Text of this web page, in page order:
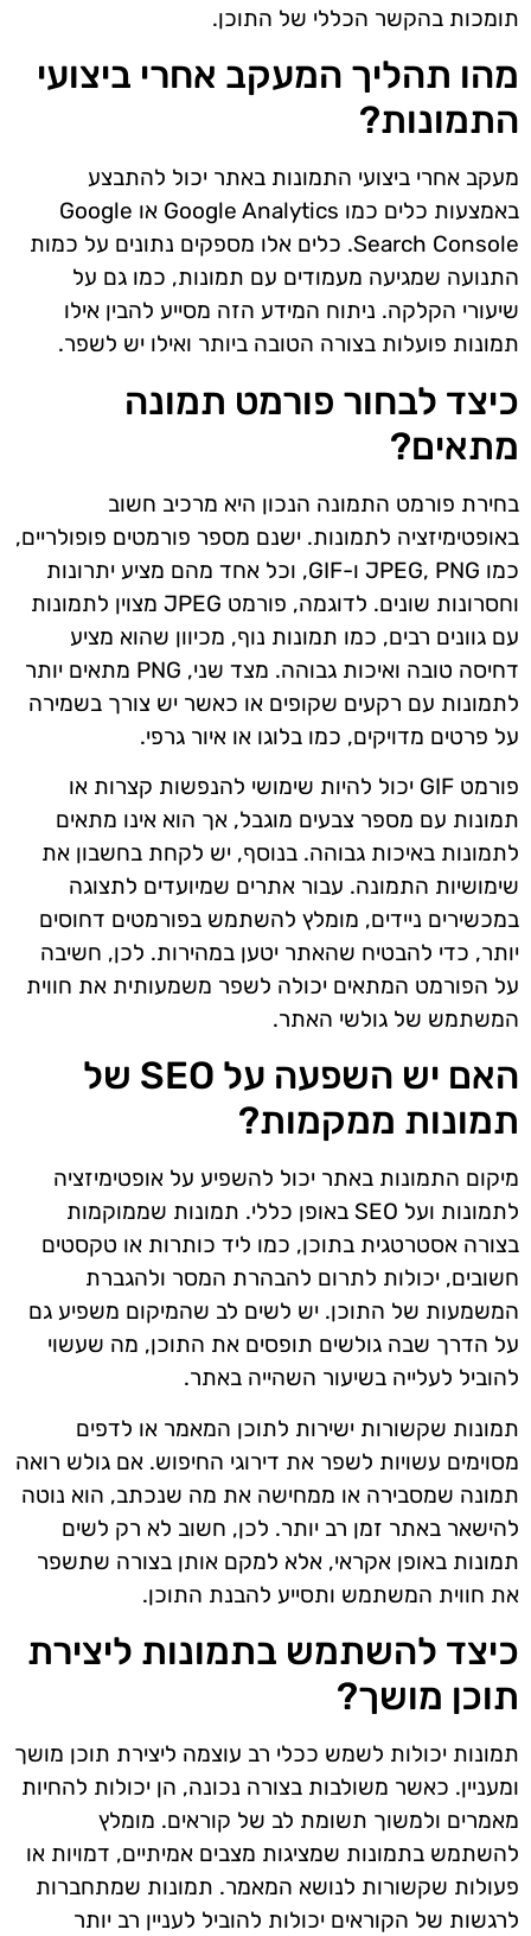
תומכות בהקשר הכללי של התוכן.
מהו תהליך המעקב אחרי ביצועי
התמונות?
מעקב אחרי ביצועי התמונות באתר יכול להתבצע
באמצעות כלים כמו Google Analytics או Google
Search Console. כלים אלו מספקים נתונים על כמות
התנועה שמגיעה מעמודים עם תמונות, כמו גם על
שיעורי הקלקה. ניתוח המידע הזה מסייע להבין אילו
תמונות פועלות בצורה הטובה ביותר ואילו יש לשפר.
כיצד לבחור פורמט תמונה
מתאים?
בחירת פורמט התמונה הנכון היא מרכיב חשוב
באופטימיזציה לתמונות. ישנם מספר פורמטים פופולריים,
כמו JPEG, PNG ו-GIF, וכל אחד מהם מציע יתרונות
וחסרונות שונים. לדוגמה, פורמט JPEG מצוין לתמונות
עם גוונים רבים, כמו תמונות נוף, מכיוון שהוא מציע
דחיסה טובה ואיכות גבוהה. מצד שני, PNG מתאים יותר
לתמונות עם רקעים שקופים או כאשר יש צורך בשמירה
על פרטים מדויקים, כמו בלוגו או איור גרפי.
פורמט GIF יכול להיות שימושי להנפשות קצרות או
תמונות עם מספר צבעים מוגבל, אך הוא אינו מתאים
לתמונות באיכות גבוהה. בנוסף, יש לקחת בחשבון את
שימושיות התמונה. עבור אתרים שמיועדים לתצוגה
במכשירים ניידים, מומלץ להשתמש בפורמטים דחוסים
יותר, כדי להבטיח שהאתר יטען במהירות. לכן, חשיבה
על הפורמט המתאים יכולה לשפר משמעותית את חווית
המשתמש של גולשי האתר.
האם יש השפעה על SEO של
תמונות ממקמות?
מיקום התמונות באתר יכול להשפיע על אופטימיזציה
לתמונות ועל SEO באופן כללי. תמונות שממוקמות
בצורה אסטרטגית בתוכן, כמו ליד כותרות או טקסטים
חשובים, יכולות לתרום להבהרת המסר ולהגברת
המשמעות של התוכן. יש לשים לב שהמיקום משפיע גם
על הדרך שבה גולשים תופסים את התוכן, מה שעשוי
להוביל לעלייה בשיעור השהייה באתר.
תמונות שקשורות ישירות לתוכן המאמר או לדפים
מסוימים עשויות לשפר את דירוגי החיפוש. אם גולש רואה
תמונה שמסבירה או ממחישה את מה שנכתב, הוא נוטה
להישאר באתר זמן רב יותר. לכן, חשוב לא רק לשים
תמונות באופן אקראי, אלא למקם אותן בצורה שתשפר
את חווית המשתמש ותסייע להבנת התוכן.
כיצד להשתמש בתמונות ליצירת
תוכן מושך?
תמונות יכולות לשמש ככלי רב עוצמה ליצירת תוכן מושך
ומעניין. כאשר משולבות בצורה נכונה, הן יכולות להחיות
מאמרים ולמשוך תשומת לב של קוראים. מומלץ
להשתמש בתמונות שמציגות מצבים אמיתיים, דמויות או
פעולות שקשורות לנושא המאמר. תמונות שמתחברות
לרגשות של הקוראים יכולות להוביל לעניין רב יותר